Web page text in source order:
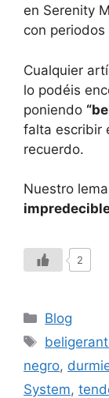
en Serenity
con
Cualquier
lo podéis
poniendo
falta escribir
recuerdo.
Nuestro
2
Blog
negro,
System,